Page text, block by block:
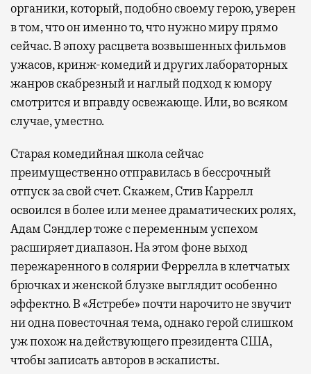
органики, который, подобно своему герою, уверен
в том, что он именно то, что нужно миру прямо
сейчас. В эпоху расцвета возвышенных фильмов
ужасов, кринж-комедий и других лабораторных
жанров скабрезный и наглый подход к юмору
смотрится и вправду освежающе. Или, во всяком
случае, уместно.
Старая комедийная школа сейчас
преимущественно отправилась в бессрочный
отпуск за свой счет. Скажем, Стив Каррелл
освоился в более или менее драматических ролях,
Адам Сэндлер тоже с переменным успехом
расширяет диапазон. На этом фоне выход
пережаренного в солярии Феррелла в клетчатых
брючках и женской блузке выглядит особенно
эффектно. В «Ястребе» почти нарочито не звучит
ни одна повесточная тема, однако герой слишком
уж похож на действующего президента США,
чтобы записать авторов в эскаписты.